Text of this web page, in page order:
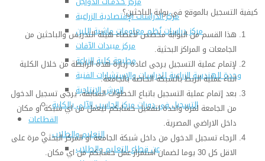
مركز الدراسات الإقتصادية الزراعية
مركز دراسات نُظم معلومات ماشية اللبن
مركز مبيدات الآفات
مطبعة كلية الزراعة
وحدة الهندسة الزراعية للدراسات والإستشارات الفنية
الورش الإنتاجية
التسجيل في دورات مركز الحاسب الآلي بالكلية
القطاعات
التعليم والطلاب
عن قطاع التعليم والطلاب
كيفية التسجيل بالموقع في بوابة الباحثين؟
هذا القسم من البوابة مخصص لأعضاء هيئة التدريس والباحثين من
الجامعات و المراكز البحثية.
لإتمام عملية التسجيل يرجى اعادة زيارة هذه الرابطة من خلال الكلية
اثناء عملية الربط بالشبكة الخاصة بالجامعة.
بعد إتمام عملية التسجيل باتباع الخطوات السابقة، يرجى تسجيل الدخول
من الجامعة لمرة واحدة لتفعيل حسابكم ليعمل من اي شبكة او مكان
داخل الاراضي المصرية.
الرجاء تسجيل الدخول من داخل شبكة الجامعة او المركز البحثي مرة على
الاقل كل 30 يوما لضمان استمرار عمل حسابكم من اي مكان.